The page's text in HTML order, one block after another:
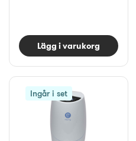
Lägg i varukorg
Ingår i set